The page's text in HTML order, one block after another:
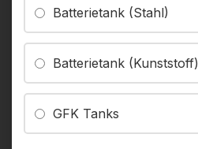
Batterietank (Stahl)
Batterietank (Kunststoff)
GFK Tanks